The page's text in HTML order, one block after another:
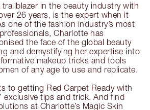
in the beauty industry with
26 years, is the expert when it
one of the fashion industry’s most
Charlotte has
the face of the global beauty
and demystifying her expertise into
makeup tricks and tools
of any age to use and replicate.
to getting Red Carpet Ready with
exclusive tips and trick. And find
at Charlotte’s Magic Skin